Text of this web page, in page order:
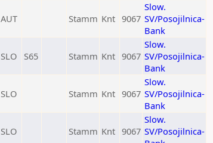
AUT Stamm Knt 9067
Slow.
SV/Posojilnica-
Bank
SLO S65 Stamm Knt 9067
Slow.
SV/Posojilnica-
Bank
SLO Stamm Knt 9067
Slow.
SV/Posojilnica-
Bank
SLO Stamm Knt 9067
Slow.
SV/Posojilnica-